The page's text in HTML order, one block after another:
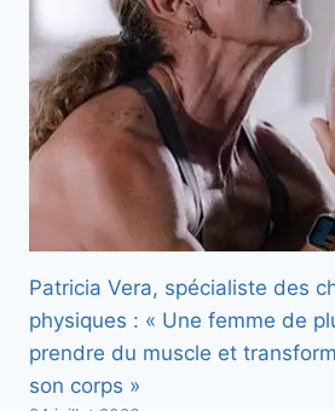
Patricia Vera, spécialiste des
physiques : « Une femme de
prendre du muscle et
son corps »